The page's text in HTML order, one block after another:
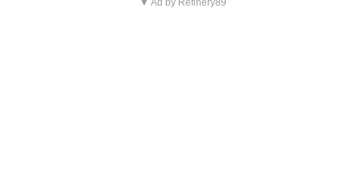
▼ Ad by Refinery89